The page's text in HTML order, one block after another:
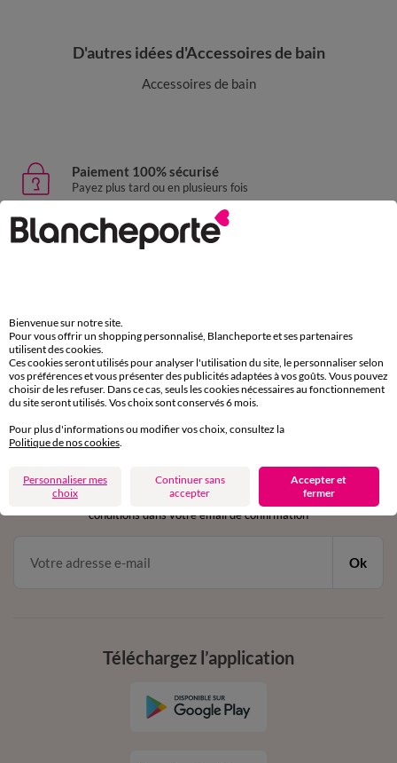
D'autres idées d'Accessoires de bain
Accessoires de bain
Paiement 100% sécurisé
Payez plus tard ou en plusieurs fois
Livraison express
domicile, relais, consignes automatiques
Service clients
par chat et par téléphone
de 8h00 à 20h00 du lundi au samedi
en vous inscrivant à la newsletter
dès 20€ d’achat
conditions dans votre email de confirmation
Ok
Téléchargez l’application
Bienvenue sur notre site.
Pour vous offrir un shopping personnalisé, Blancheporte et ses partenaires
utilisent des cookies.
Ces cookies seront utilisés pour analyser l'utilisation du site, le personnaliser selon
vos préférences et vous présenter des publicités adaptées à vos goûts. Vous pouvez
choisir de les refuser. Dans ce cas, seuls les cookies nécessaires au fonctionnement
du site seront utilisés. Vos choix sont conservés 6 mois.
Pour plus d'informations ou modifier vos choix, consultez la
Politique de nos cookies
Personnaliser mes
choix
Continuer sans
accepter
Accepter et
fermer